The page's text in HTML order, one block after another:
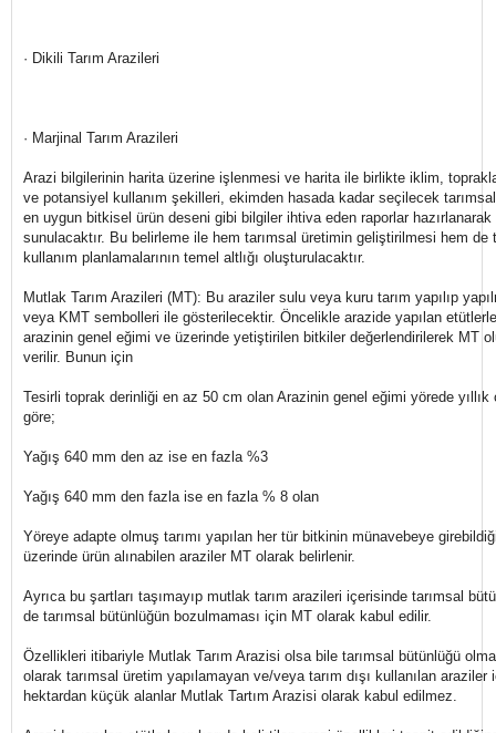
· Dikili Tarım Arazileri
· Marjinal Tarım Arazileri
Arazi bilgilerinin harita üzerine işlenmesi ve harita ile birlikte iklim,
ve potansiyel kullanım şekilleri, ekimden hasada kadar seçilecek
en uygun bitkisel ürün deseni gibi bilgiler ihtiva eden raporlar hazırlanarak
sunulacaktır. Bu belirleme ile hem tarımsal üretimin geliştirilmesi hem de
kullanım planlamalarının temel altlığı oluşturulacaktır.
Mutlak Tarım Arazileri (MT): Bu araziler sulu veya kuru tarım yapılıp
veya KMT sembolleri ile gösterilecektir. Öncelikle arazide yapılan
arazinin genel eğimi ve üzerinde yetiştirilen bitkiler değerlendirilerek MT
verilir. Bunun için
Tesirli toprak derinliği en az 50 cm olan Arazinin genel eğimi yörede yıllık
göre;
Yağış 640 mm den az ise en fazla %3
Yağış 640 mm den fazla ise en fazla % 8 olan
Yöreye adapte olmuş tarımı yapılan her tür bitkinin münavebeye
üzerinde ürün alınabilen araziler MT olarak belirlenir.
Ayrıca bu şartları taşımayıp mutlak tarım arazileri içerisinde tarımsal
de tarımsal bütünlüğün bozulmaması için MT olarak kabul edilir.
Özellikleri itibariyle Mutlak Tarım Arazisi olsa bile tarımsal bütünlüğü
olarak tarımsal üretim yapılamayan ve/veya tarım dışı kullanılan araziler
hektardan küçük alanlar Mutlak Tartım Arazisi olarak kabul edilmez.